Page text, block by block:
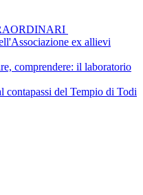
ex allievi
comprendere: il laboratorio
contapassi del Tempio di Todi